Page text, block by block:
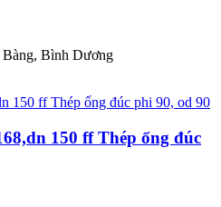
Bình Dương
150 ff Thép ống đúc